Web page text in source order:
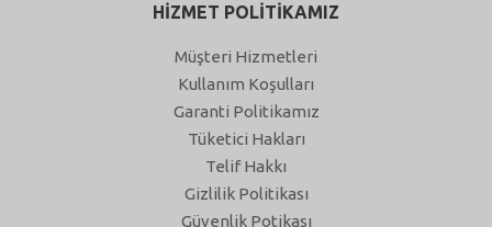
HİZMET POLİTİKAMIZ
Müşteri Hizmetleri
Kullanım Koşulları
Garanti Politikamız
Tüketici Hakları
Telif Hakkı
Gizlilik Politikası
Güvenlik Potikası